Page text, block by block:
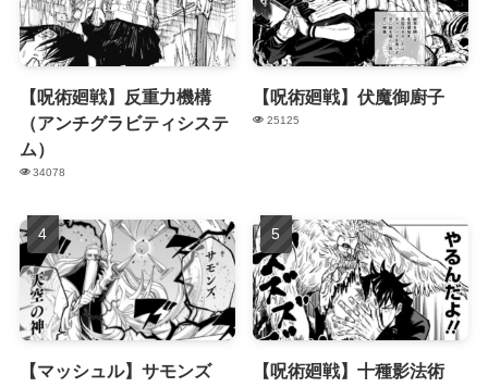
【呪術廻戦】反重力機構
（アンチグラビティシステ
ム）
34078
【呪術廻戦】伏魔御廚子
25125
【マッシュル】サモンズ 【呪術廻戦】十種影法術